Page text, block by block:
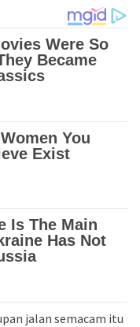
jalan semacam itu